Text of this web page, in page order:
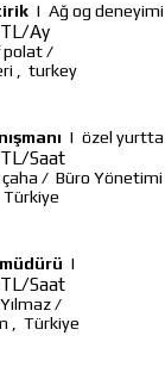
| Ağ og deneyimi
TL/Ay
polat/
turkey
| özel yurtta
TL/Saat
/ Büro Yönetimi
Türkiye
|
TL/Saat
/
Türkiye